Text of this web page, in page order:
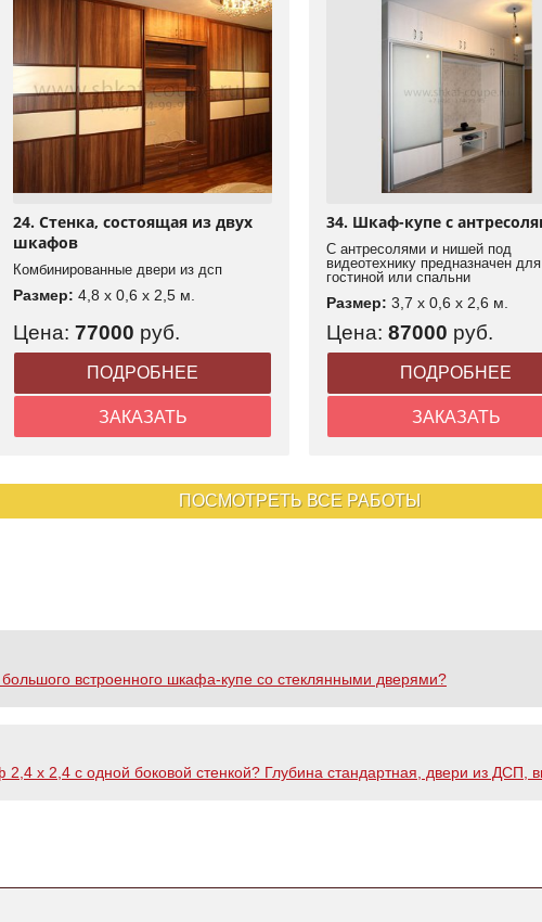
24. Стенка, состоящая из двух
шкафов
Комбинированные двери из дсп
Размер: 4,8 x 0,6 x 2,5 м.
Цена: 77000 руб.
ПОДРОБНЕЕ
ЗАКАЗАТЬ
34. Шкаф-купе с
С антресолями и нишей под
видеотехнику предназначен для
гостиной или спальни
Размер: 3,7 x 0,6 x 2,6 м.
Цена: 87000 руб.
ПОДРОБНЕЕ
ЗАКАЗАТЬ
ПОСМОТРЕТЬ ВСЕ РАБОТЫ
встроенного шкафа-купе со стеклянными дверями?
х 2,4 с одной боковой стенкой? Глубина стандартная, двери из ДСП,